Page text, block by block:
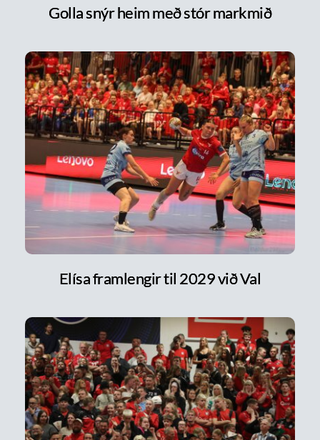
Golla snýr heim með stór markmið
Elísa framlengir til 2029 við Val